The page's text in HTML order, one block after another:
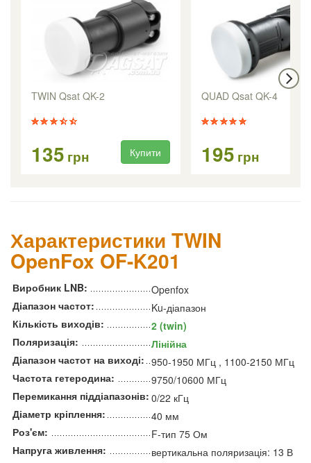
TWIN Qsat QK-2
135 грн Купити
QUAD Qsat QK-4
195 грн
Характеристики TWIN
OpenFox OF-K201
Виробник LNB:
Openfox
Діапазон частот:
Ku-діапазон
Кількість виходів:
2 (twin)
Поляризація:
Лінійна
Діапазон частот на виході: 950-1950 МГц , 1100-2150 МГц
Частота гетеродина:
9750/10600 МГц
Перемикання піддіапазонів: 0/22 кГц
Діаметр кріплення:
40 мм
Роз'єм:
F-тип 75 Ом
Напруга живлення:
вертикальна поляризація: 13 В